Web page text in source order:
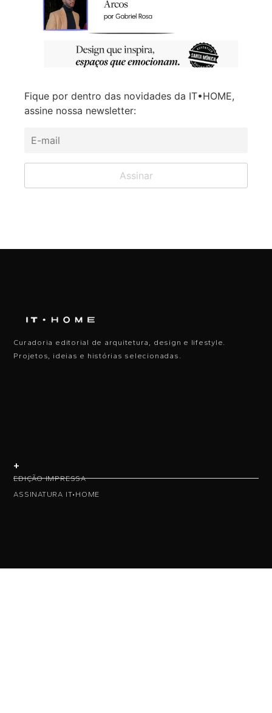
Fique por dentro das novidades da IT•HOME,
assine nossa newsletter:
Curadoria editorial de arquitetura, design e lifestyle.
Projetos, ideias e histórias selecionadas.
+
EDIÇÃO IMPRESSA
ASSINATURA IT•HOME